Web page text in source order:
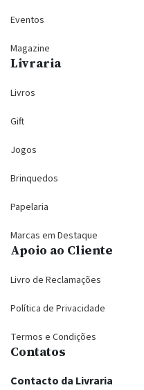
Eventos
Magazine
Livraria
Livros
Gift
Jogos
Brinquedos
Papelaria
Marcas em Destaque
Apoio ao Cliente
Livro de Reclamações
Política de Privacidade
Termos e Condições
Contatos
Contacto da Livraria